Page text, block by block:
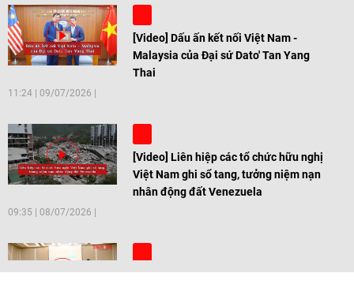
[Video] Dấu ấn kết nối Việt Nam -
Malaysia của Đại sứ Dato' Tan Yang
Thai
11:24 | 09/07/2026
[Video] Liên hiệp các tổ chức hữu nghị
Việt Nam ghi sổ tang, tưởng niệm nạn
nhân động đất Venezuela
09:35 | 08/07/2026
[Video] Trẻ em Đông Á cùng kiến tạo